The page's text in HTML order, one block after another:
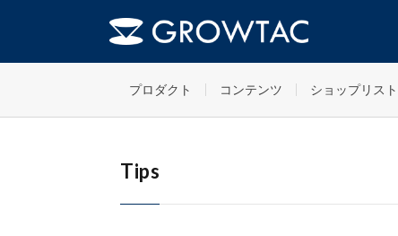
プロダクト コンテンツ ショップリスト
HOME Tips
Tips